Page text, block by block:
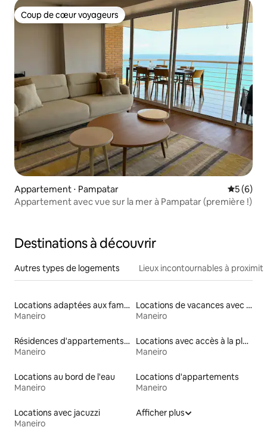
Coup de cœur voyageurs
Coup de cœur voyageurs
Appartement ⋅ Pampatar
5 (6)
Appartement avec vue sur la mer à Pampatar (première !)
Destinations à découvrir
Autres types de logements Lieux incontournables à
Locations adaptées aux familles
Maneiro
Locations de vacances avec piscine
Maneiro
Résidences d'appartements en location
Maneiro
Locations avec accès à la plage
Maneiro
Locations au bord de l'eau
Maneiro
Locations d'appartements
Maneiro
Locations avec jacuzzi
Maneiro
Afficher plus